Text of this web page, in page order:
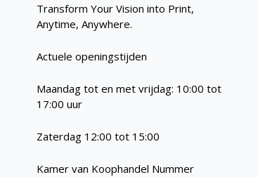
Transform Your Vision into Print,
Anytime, Anywhere.
Actuele openingstijden
Maandag tot en met vrijdag: 10:00 tot
17:00 uur
Zaterdag 12:00 tot 15:00
Kamer van Koophandel Nummer